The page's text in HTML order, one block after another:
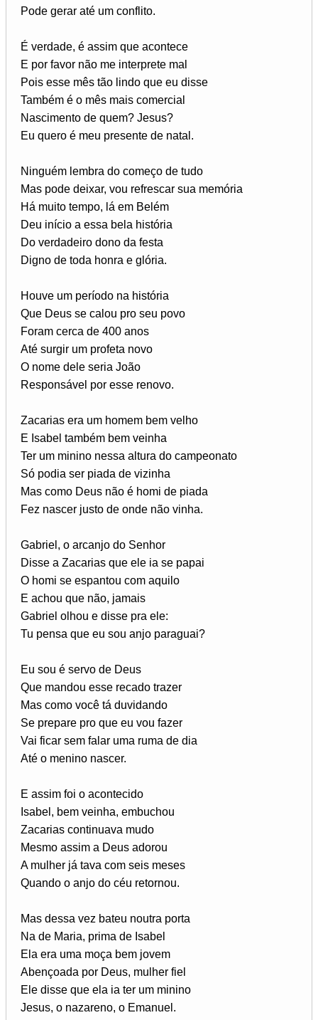
Pode gerar até um conflito.
É verdade, é assim que acontece
E por favor não me interprete mal
Pois esse mês tão lindo que eu disse
Também é o mês mais comercial
Nascimento de quem? Jesus?
Eu quero é meu presente de natal.
Ninguém lembra do começo de tudo
Mas pode deixar, vou refrescar sua memória
Há muito tempo, lá em Belém
Deu início a essa bela história
Do verdadeiro dono da festa
Digno de toda honra e glória.
Houve um período na história
Que Deus se calou pro seu povo
Foram cerca de 400 anos
Até surgir um profeta novo
O nome dele seria João
Responsável por esse renovo.
Zacarias era um homem bem velho
E Isabel também bem veinha
Ter um minino nessa altura do campeonato
Só podia ser piada de vizinha
Mas como Deus não é homi de piada
Fez nascer justo de onde não vinha.
Gabriel, o arcanjo do Senhor
Disse a Zacarias que ele ia se papai
O homi se espantou com aquilo
E achou que não, jamais
Gabriel olhou e disse pra ele:
Tu pensa que eu sou anjo paraguai?
Eu sou é servo de Deus
Que mandou esse recado trazer
Mas como você tá duvidando
Se prepare pro que eu vou fazer
Vai ficar sem falar uma ruma de dia
Até o menino nascer.
E assim foi o acontecido
Isabel, bem veinha, embuchou
Zacarias continuava mudo
Mesmo assim a Deus adorou
A mulher já tava com seis meses
Quando o anjo do céu retornou.
Mas dessa vez bateu noutra porta
Na de Maria, prima de Isabel
Ela era uma moça bem jovem
Abençoada por Deus, mulher fiel
Ele disse que ela ia ter um minino
Jesus, o nazareno, o Emanuel.